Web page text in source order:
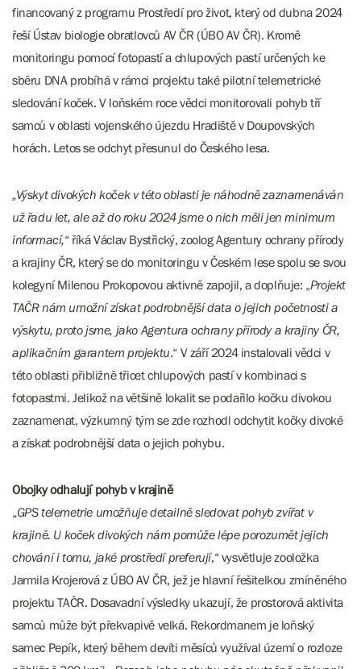
financovaný z programu Prostředí pro život, který od dubna 2024
řeší Ústav biologie obratlovců AV ČR (ÚBO AV ČR). Kromě
monitoringu pomocí fotopastí a chlupových pastí určených ke
sběru DNA probíhá v rámci projektu také pilotní telemetrické
sledování koček. V loňském roce vědci monitorovali pohyb tří
samců v oblasti vojenského újezdu Hradiště v Doupovských
horách. Letos se odchyt přesunul do Českého lesa.
„Výskyt divokých koček v této oblasti je náhodně zaznamenáván
už řadu let, ale až do roku 2024 jsme o nich měli jen minimum
informací,“ říká Václav Bystřický, zoolog Agentury ochrany přírody
a krajiny ČR, který se do monitoringu v Českém lese spolu se svou
kolegyní Milenou Prokopovou aktivně zapojil, a doplňuje: „Projekt
TAČR nám umožní získat podrobnější data o jejich početnosti a
výskytu, proto jsme, jako Agentura ochrany přírody a krajiny ČR,
aplikačním garantem projektu.“ V září 2024 instalovali vědci v
této oblasti přibližně třicet chlupových pastí v kombinaci s
fotopastmi. Jelikož na většině lokalit se podařilo kočku divokou
zaznamenat, výzkumný tým se zde rozhodl odchytit kočky divoké
a získat podrobnější data o jejich pohybu.
Obojky odhalují pohyb v krajině
„GPS telemetrie umožňuje detailně sledovat pohyb zvířat v
krajině. U koček divokých nám pomůže lépe porozumět jejich
chování i tomu, jaké prostředí preferují,“ vysvětluje zooložka
Jarmila Krojerová z ÚBO AV ČR, jež je hlavní řešitelkou zmíněného
projektu TAČR. Dosavadní výsledky ukazují, že prostorová aktivita
samců může být překvapivě velká. Rekordmanem je loňský
samec Pepík, který během devíti měsíců využíval území o rozloze